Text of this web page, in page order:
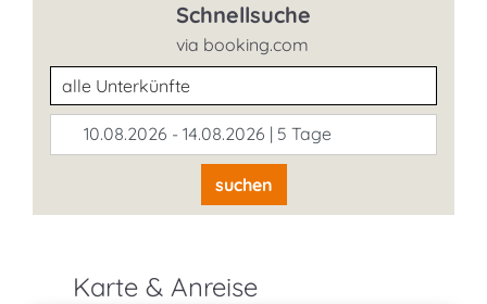
Schnellsuche
via booking.com
Unterkunftsart
10.08.2026 - 14.08.2026 | 5 Tage
suchen
Karte & Anreise